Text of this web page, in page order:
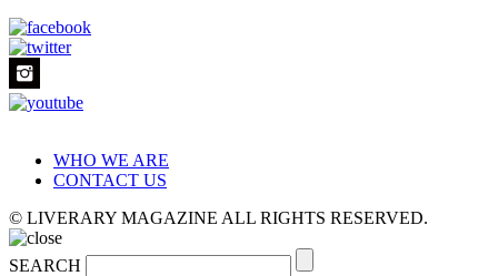
WHO WE ARE
CONTACT US
© LIVERARY MAGAZINE ALL RIGHTS RESERVED.
SEARCH